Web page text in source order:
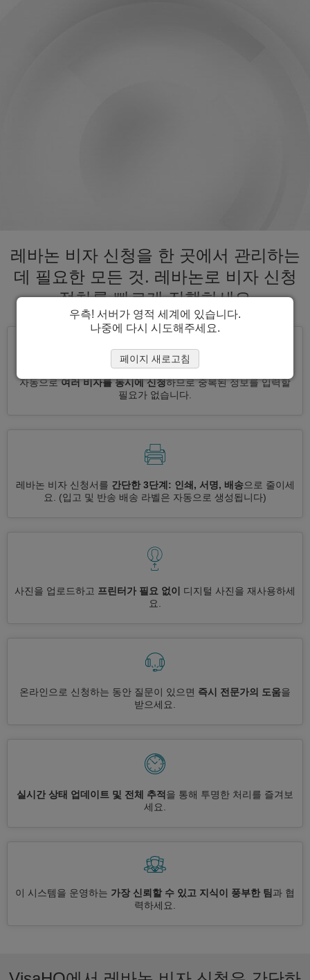
레바논 비자 신청을 한 곳에서 관리하는
데 필요한 모든 것. 레바논로 비자 신청
절차를 빠르게 진행하세요
자동으로여러 비자를 동시에 신청하므로 중복된 정보를 입력할
필요가 없습니다.
레바논 비자 신청서를 간단한 3단계: 인쇄, 서명, 배송으로 줄이세
요.
(입고 및 반송 배송 라벨은 자동으로 생성됩니다)
사진을 업로드하고 프린터가 필요 없이
디지털 사진을 재사용하세
요.
온라인으로 신청하는 동안 질문이 있으면 즉시 전문가의 도움을
받으세요.
실시간 상태 업데이트 및 전체 추적 을 통해 투명한 처리를 즐겨보
세요.
이 시스템을 운영하는 가장 신뢰할 수 있고 지식이 풍부한 팀 과 협
력하세요.
우측! 서버가 영적 세계에 있습니다.
나중에 다시 시도해주세요.
페이지 새로고침